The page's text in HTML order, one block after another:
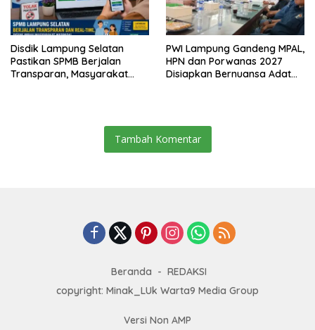
Disdik Lampung Selatan
Pastikan SPMB Berjalan
Transparan, Masyarakat
PWI Lampung Gandeng MPAL,
HPN dan Porwanas 2027
Disiapkan Bernuansa Adat
Tambah Komentar
Beranda
REDAKSI
copyright: Minak_LUk Warta9 Media Group
Versi Non AMP